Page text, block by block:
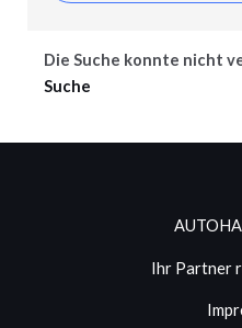
Die Suche konnte nicht
Suche
Ihr Partner